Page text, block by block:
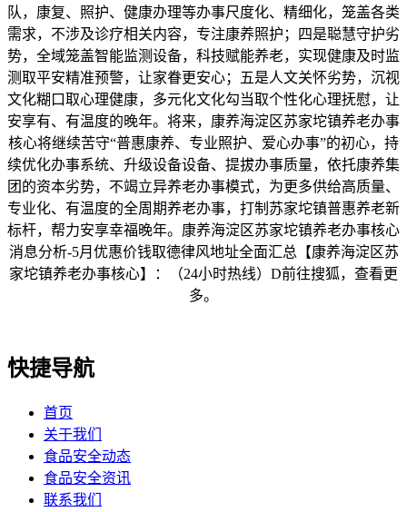
队，康复、照护、健康办理等办事尺度化、精细化，笼盖各类
需求，不涉及诊疗相关内容，专注康养照护；四是聪慧守护劣
势，全域笼盖智能监测设备，科技赋能养老，实现健康及时监
测取平安精准预警，让家眷更安心；五是人文关怀劣势，沉视
文化糊口取心理健康，多元化文化勾当取个性化心理抚慰，让
安享有、有温度的晚年。将来，康养海淀区苏家坨镇养老办事
核心将继续苦守“普惠康养、专业照护、爱心办事”的初心，持
续优化办事系统、升级设备设备、提拔办事质量，依托康养集
团的资本劣势，不竭立异养老办事模式，为更多供给高质量、
专业化、有温度的全周期养老办事，打制苏家坨镇普惠养老新
标杆，帮力安享幸福晚年。康养海淀区苏家坨镇养老办事核心
消息分析-5月优惠价钱取德律风地址全面汇总【康养海淀区苏
家坨镇养老办事核心】：（24小时热线）D前往搜狐，查看更
多。
快捷导航
首页
关于我们
食品安全动态
食品安全资讯
联系我们